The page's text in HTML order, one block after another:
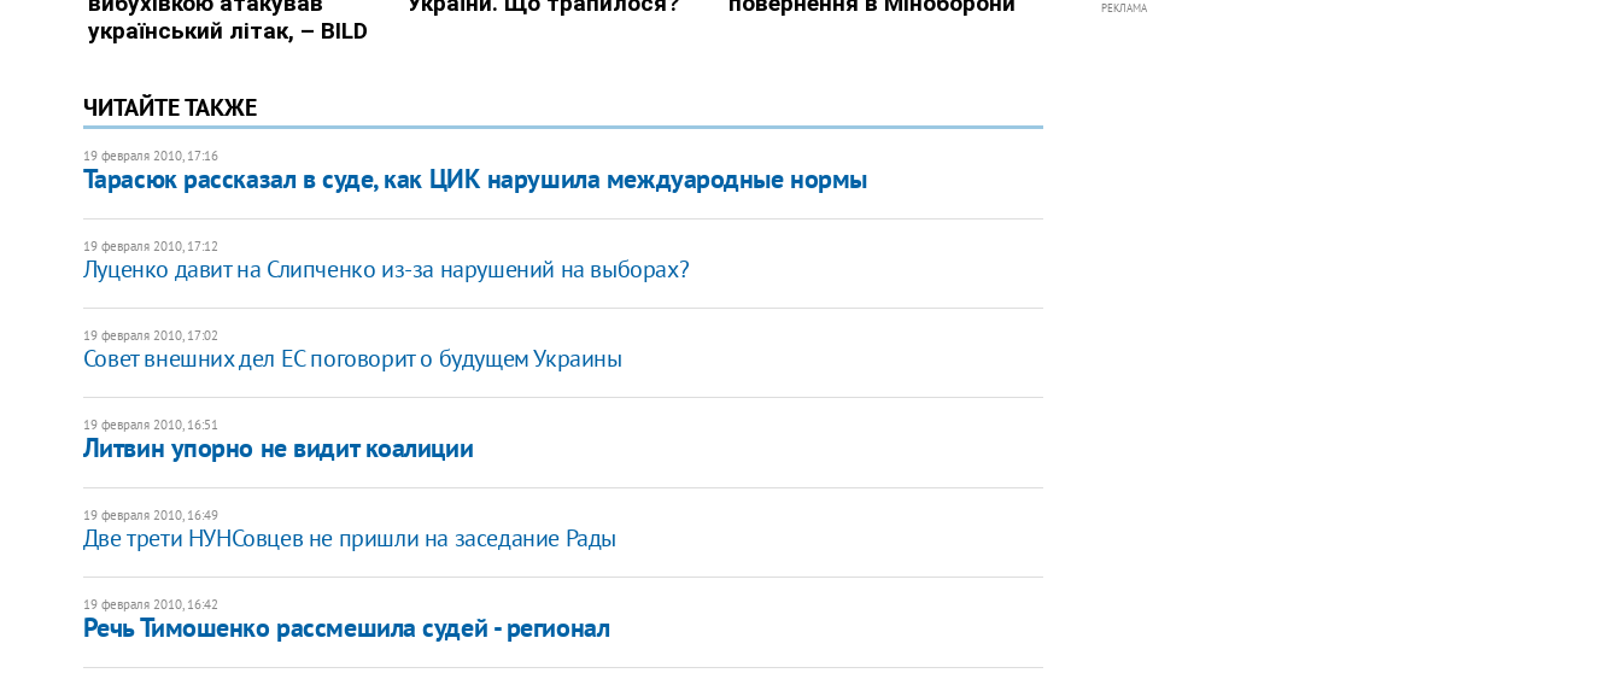
ЧИТАЙТЕ ТАКЖЕ
19 февраля 2010, 17:16
Тарасюк рассказал в суде, как ЦИК нарушила междуародные нормы
19 февраля 2010, 17:12
Луценко давит на Слипченко из-за нарушений на выборах?
19 февраля 2010, 17:02
Совет внешних дел ЕС поговорит о будущем Украины
19 февраля 2010, 16:51
Литвин упорно не видит коалиции
19 февраля 2010, 16:49
Две трети НУНСовцев не пришли на заседание Рады
19 февраля 2010, 16:42
Речь Тимошенко рассмешила судей - регионал
РЕКЛАМА